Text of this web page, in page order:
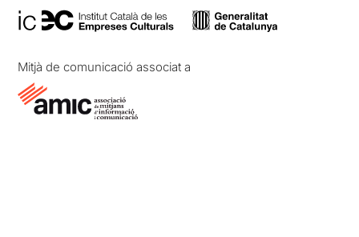
Mitjà de comunicació associat a